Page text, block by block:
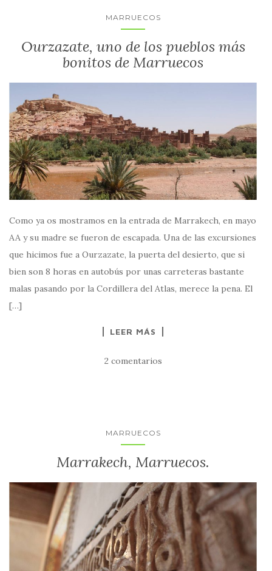
MARRUECOS
Ourzazate, uno de los pueblos más
bonitos de Marruecos
Como ya os mostramos en la entrada de Marrakech, en mayo
AA y su madre se fueron de escapada. Una de las excursiones
que hicimos fue a Ourzazate, la puerta del desierto, que si
bien son 8 horas en autobús por unas carreteras bastante
malas pasando por la Cordillera del Atlas, merece la pena. El
[…]
LEER MÁS
2 comentarios
MARRUECOS
Marrakech, Marruecos.